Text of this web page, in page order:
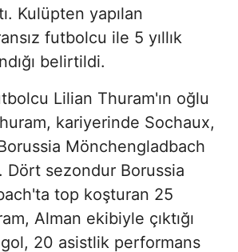
Kulüpten yapılan
futbolcu ile 5 yıllık
belirtildi.
Lilian Thuram'ın oğlu
kariyerinde Sochaux,
Mönchengladbach
Dört sezondur Borussia
top koşturan 25
Alman ekibiyle çıktığı
20 asistlik performans